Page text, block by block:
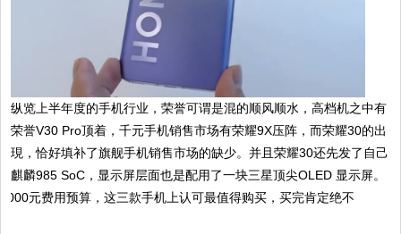
纵览上半年度的手机行业，荣誉可谓是混的顺风顺水，高档机之中有
荣誉V30 Pro顶着，千元手机销售市场有荣耀9X压阵，而荣耀30的出
現，恰好填补了旗舰手机销售市场的缺少。并且荣耀30还先发了自己
麒麟985 SoC，显示屏层面也是配用了一块三星顶尖OLED 显示屏。